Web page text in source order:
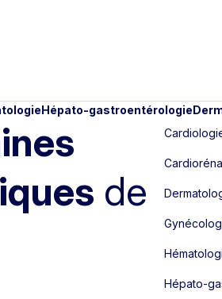
Hépato-gastroentérologie
de
Hépato-